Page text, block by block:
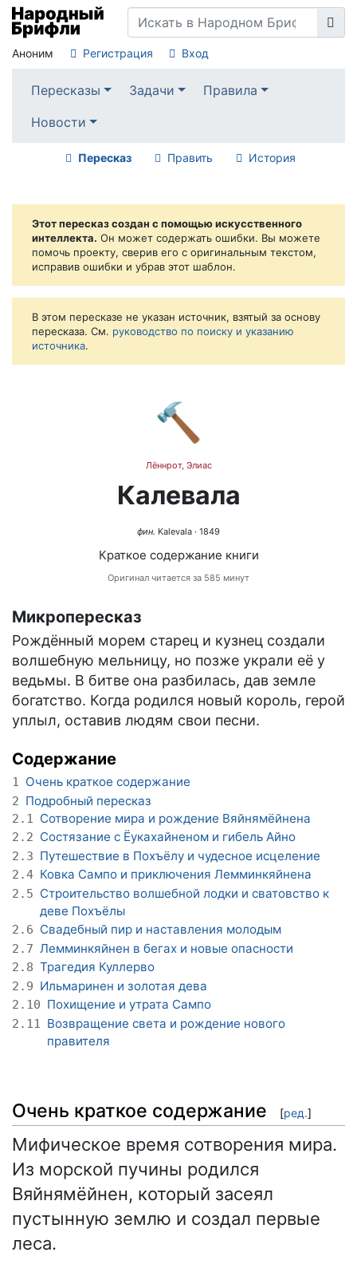
Аноним Регистрация Вход
Пересказы Задачи
Правила
Новости
Пересказ Править История
Этот пересказ создан с помощью искусственного
интеллекта. Он может содержать ошибки. Вы можете
помочь проекту, сверив его с оригинальным текстом,
исправив ошибки и убрав этот шаблон.
В этом пересказе не указан источник, взятый за основу
пересказа. См. руководство по поиску и указанию
источника.
🔨
Лённрот, Элиас
Калевала
фин. Kalevala · 1849
Краткое содержание книги
Оригинал читается за 585 минут
Микропересказ
Рождённый морем старец и кузнец создали
волшебную мельницу, но позже украли её у
ведьмы. В битве она разбилась, дав земле
богатство. Когда родился новый король, герой
уплыл, оставив людям свои песни.
Содержание
1 Очень краткое содержание
2 Подробный пересказ
2.1 Сотворение мира и рождение Вяйнямёйнена
2.2 Состязание с Ёукахайненом и гибель Айно
2.3 Путешествие в Похъёлу и чудесное исцеление
2.4 Ковка Сампо и приключения Лемминкяйнена
2.5 Строительство волшебной лодки и сватовство к
деве Похъёлы
2.6 Свадебный пир и наставления молодым
2.7 Лемминкяйнен в бегах и новые опасности
2.8 Трагедия Куллерво
2.9 Ильмаринен и золотая дева
2.10 Похищение и утрата Сампо
2.11 Возвращение света и рождение нового
правителя
Очень краткое содержание [ред.]
Мифическое время сотворения мира.
Из морской пучины родился
Вяйнямёйнен, который засеял
пустынную землю и создал первые
леса.